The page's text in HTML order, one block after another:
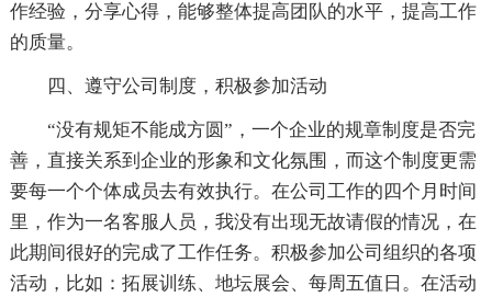
作经验，分享心得，能够整体提高团队的水平，提高工作
的质量。
四、遵守公司制度，积极参加活动
“没有规矩不能成方圆”，一个企业的规章制度是否完
善，直接关系到企业的形象和文化氛围，而这个制度更需
要每一个个体成员去有效执行。在公司工作的四个月时间
里，作为一名客服人员，我没有出现无故请假的情况，在
此期间很好的完成了工作任务。积极参加公司组织的各项
活动，比如：拓展训练、地坛展会、每周五值日。在活动